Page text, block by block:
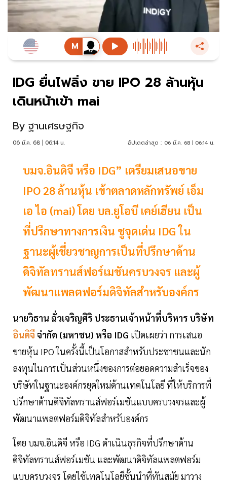
IDG ยื่นไฟลิ่ง ขาย IPO 28 ล้านหุ้น
เดินหน้าเข้า mai
By ฐานเศรษฐกิจ
06 มี.ค. 68 | 06:14 น. อัปเดตล่าสุด : 06 มี.ค. 68 | 06:14 น.
บมจ.อินดิจี หรือ IDG” เตรียมเสนอขาย
IPO 28 ล้านหุ้น เข้าตลาดหลักทรัพย์ เอ็ม
เอ ไอ (mai) โดย บล.ยูโอบี เคย์เฮียน เป็น
ที่ปรึกษาทางการเงิน ชูจุดเด่น IDG ใน
ฐานะผู้เชี่ยวชาญการเป็นที่ปรึกษาด้าน
ดิจิทัลทรานส์ฟอร์เมชันครบวงจร และผู้
พัฒนาแพลตฟอร์มดิจิทัลสำหรับองค์กร
นายวิธาน ฉั่วเจริญศิริ ประธานเจ้าหน้าที่บริหาร บริษัท
อินดิจี จำกัด (มหาชน) หรือ IDG เปิดเผยว่า การเสนอ
ขายหุ้น IPO ในครั้งนี้เป็นโอกาสสำหรับประชาชนและนัก
ลงทุนในการเป็นส่วนหนึ่งของการต่อยอดความสำเร็จของ
บริษัทในฐานะองค์กรยุคใหม่ด้านเทคโนโลยี ที่ให้บริการที่
ปรึกษาด้านดิจิทัลทรานส์ฟอร์เมชันแบบครบวงจรและผู้
พัฒนาแพลตฟอร์มดิจิทัลสำหรับองค์กร
โดย บมจ.อินดิจี หรือ IDG ดำเนินธุรกิจที่ปรึกษาด้าน
ดิจิทัลทรานส์ฟอร์เมชัน และพัฒนาดิจิทัลแพลตฟอร์ม
แบบครบวงจร โดยใช้เทคโนโลยีชั้นนำที่ทันสมัย มาวาง